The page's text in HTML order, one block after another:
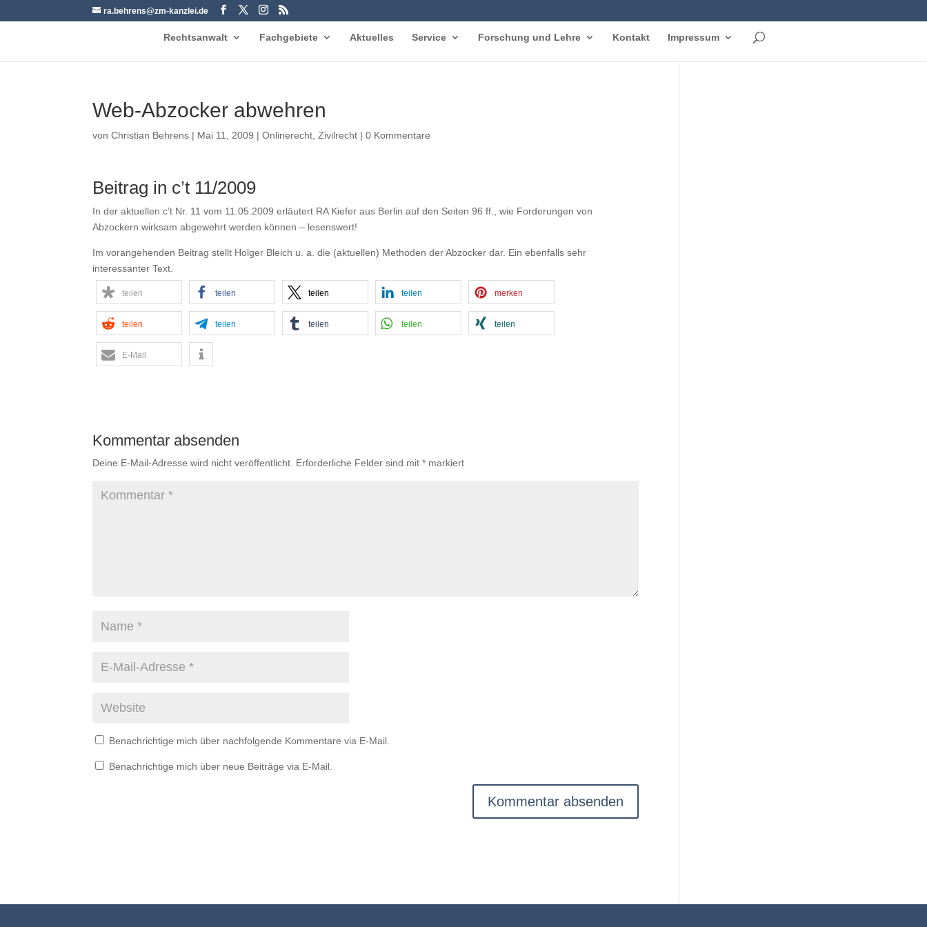
ra.behrens@zm-kanzlei.de
Rechtsanwalt Fachgebiete Aktuelles Service Forschung und Lehre Kontakt Impressum
Web-Abzocker abwehren
vonChristian Behrens | Mai 11, 2009 |Onlinerecht ,Zivilrecht |0 Kommentare
Beitrag in c’t 11/2009
In der aktuellen c’t Nr. 11 vom 11.05.2009 erläutert RA Kiefer aus Berlin auf den Seiten 96 ff., wie Forderungen von
Abzockern wirksam abgewehrt werden können – lesenswert!
Im vorangehenden Beitrag stellt Holger Bleich u. a. die (aktuellen) Methoden der Abzocker dar. Ein ebenfalls sehr
interessanter Text.
teilen teilen teilen teilen merken
teilen teilen teilen teilen teilen
E-Mail
Kommentar absenden
Deine E-Mail-Adresse wird nicht veröffentlicht. Erforderliche Felder sind mit* markiert
Benachrichtige mich über nachfolgende Kommentare via E-Mail.
Benachrichtige mich über neue Beiträge via E-Mail.